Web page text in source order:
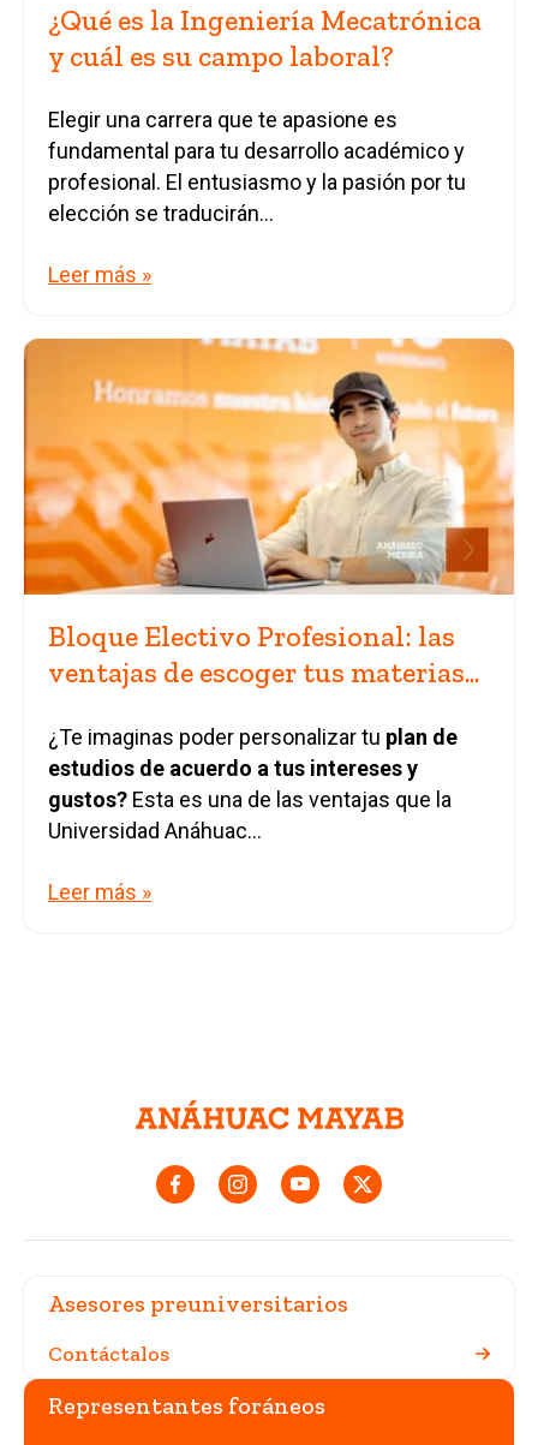
¿Qué es la Ingeniería Mecatrónica
y cuál es su campo laboral?
Elegir una carrera que te apasione es
fundamental para tu desarrollo académico y
profesional. El entusiasmo y la pasión por tu
elección se traducirán...
Leer más »
Bloque Electivo Profesional: las
ventajas de escoger tus materias...
¿Te imaginas poder personalizar tu plan de
estudios de acuerdo a tus intereses y
gustos? Esta es una de las ventajas que la
Universidad Anáhuac...
Leer más »
Asesores preuniversitarios
Contáctalos
Representantes foráneos